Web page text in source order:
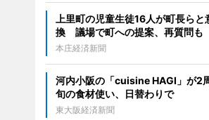
上里町の児童生徒16人が町長らと
換 議場で町への提案、再質問も
本庄経済新聞
河内小阪の「cuisine HAGI」が2
旬の食材使い、日替わりで
東大阪経済新聞